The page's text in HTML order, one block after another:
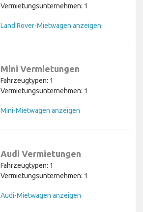
Vermietungsunternehmen: 1
Land Rover-Mietwagen anzeigen
Mini Vermietungen
Fahrzeugtypen: 1
Vermietungsunternehmen: 1
Mini-Mietwagen anzeigen
Audi Vermietungen
Fahrzeugtypen: 1
Vermietungsunternehmen: 1
Audi-Mietwagen anzeigen